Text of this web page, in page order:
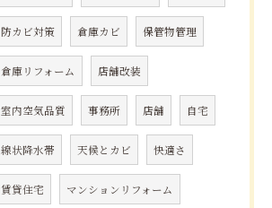
防カビ対策 倉庫カビ 保管物管理
倉庫リフォーム 店舗改装
室内空気品質 事務所 店舗 自宅
線状降水帯 天候とカビ 快適さ
賃貸住宅 マンションリフォーム